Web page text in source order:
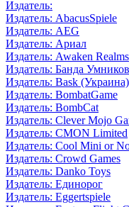
Издатель:
Издатель: AbacusSpiele
Издатель: AEG
Издатель: Ариал
Издатель: Awaken Realms
Издатель: Банда Умников
Издатель: Bask (Украина)
Издатель: BombatGame
Издатель: BombCat
Издатель: Clever Mojo
Издатель: CMON Limited
Издатель: Cool Mini or
Издатель: Crowd Games
Издатель: Danko Toys
Издатель: Единорог
Издатель: Eggertspiele